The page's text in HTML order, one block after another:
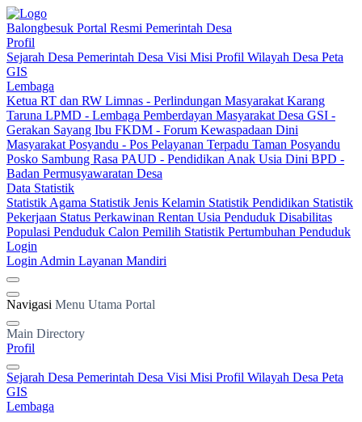
Balongbesuk Portal Resmi Pemerintah Desa
Profil
Sejarah Desa Pemerintah Desa Visi Misi Profil Wilayah Desa Peta
GIS
Lembaga
Ketua RT dan RW Limnas - Perlindungan Masyarakat Karang
Taruna LPMD - Lembaga Pemberdayan Masyarakat Desa GSI -
Gerakan Sayang Ibu FKDM - Forum Kewaspadaan Dini
Masyarakat Posyandu - Pos Pelayanan Terpadu Taman Posyandu
Posko Sambung Rasa PAUD - Pendidikan Anak Usia Dini BPD -
Badan Permusyawaratan Desa
Data Statistik
Statistik Agama Statistik Jenis Kelamin Statistik Pendidikan Statistik
Pekerjaan Status Perkawinan Rentan Usia Penduduk Disabilitas
Populasi Penduduk Calon Pemilih Statistik Pertumbuhan Penduduk
Login
Login Admin Layanan Mandiri
Navigasi Menu Utama Portal
Main Directory
Profil
Sejarah Desa Pemerintah Desa Visi Misi Profil Wilayah Desa Peta
GIS
Lembaga